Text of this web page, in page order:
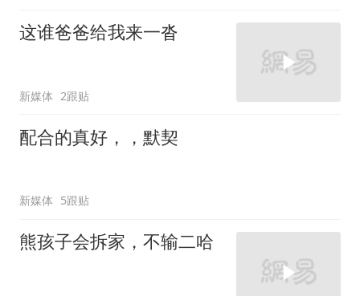
这谁爸爸给我来一沓
新媒体 2跟贴
配合的真好，，默契
新媒体 5跟贴
熊孩子会拆家，不输二哈